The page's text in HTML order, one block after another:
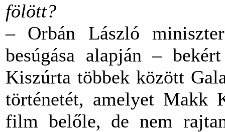
fölött?
– Orbán László
besúgása alapján –
Kiszúrta többek között
történetét, amelyet Makk
film belőle, de nem